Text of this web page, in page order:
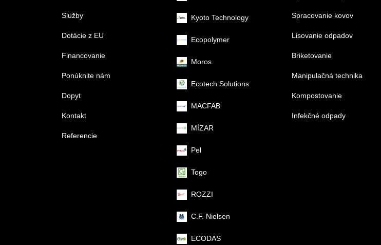
Služby
Dotácie z EU
Financovanie
Ponúknite nám
Dopyt
Kontakt
Referencie
Kyoto Technology
Ecopolymer
Moros
Ecotech Solutions
MACFAB
MİZAR
Pel
Togo
ROZZI
C.F. Nielsen
ECODAS
Spracovanie kovov
Lisovanie odpadov
Briketovanie
Manipulačná technika
Kompostovanie
Infekčné odpady